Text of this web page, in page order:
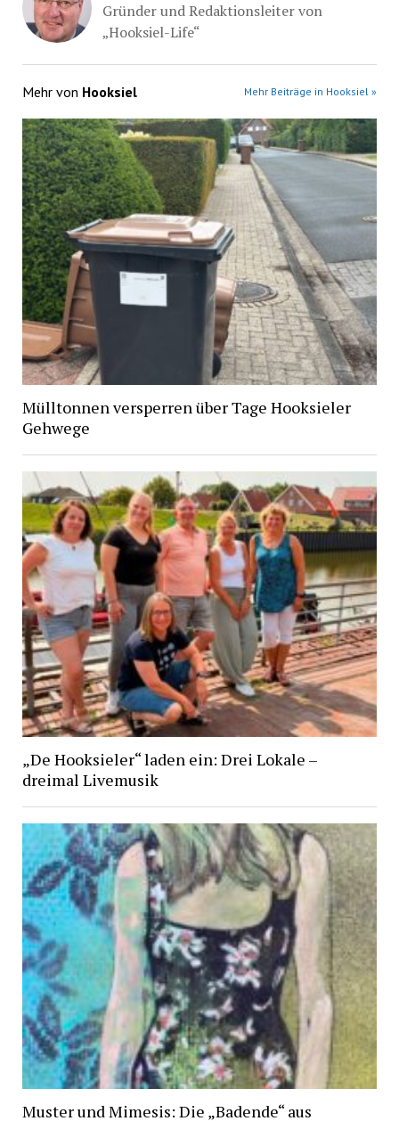
Gründer und Redaktionsleiter von
„Hooksiel-Life“
Mehr von Hooksiel Mehr Beiträge in Hooksiel »
Mülltonnen versperren über Tage Hooksieler
Gehwege
„De Hooksieler“ laden ein: Drei Lokale –
dreimal Livemusik
Muster und Mimesis: Die „Badende“ aus